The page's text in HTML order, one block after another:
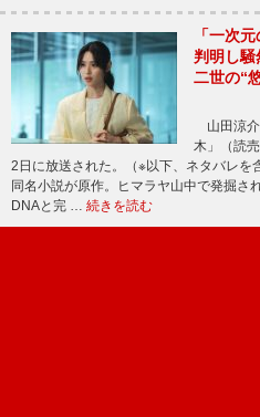
「一次
判明し
二世の“
山田涼介
木」（読
2日に放送された。（※以下、ネタバレ
同名小説が原作。ヒマラヤ山中で発掘さ
DNAと完 … 続きを読む